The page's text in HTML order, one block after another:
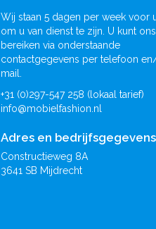
Wij staan 5 dagen per week voor
om u van dienst te zijn. U kunt ons
bereiken via onderstaande
contactgegevens per telefoon
mail.
+31 (0)297-547 258 (lokaal tarief)
info@mobielfashion.nl
Adres en bedrijfsgegevens
Constructieweg 8A
3641 SB Mijdrecht